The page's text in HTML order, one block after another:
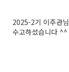
2025-2기 이주관님
수고하셨습니다 ^^